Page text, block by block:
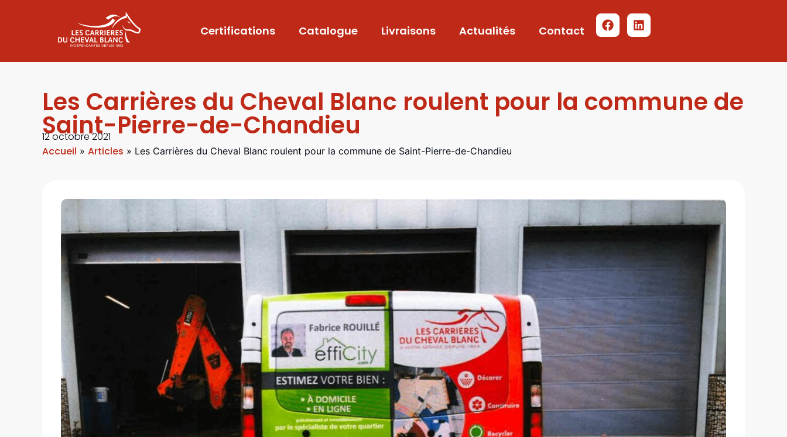
Certifications Catalogue Livraisons Actualités Contact
Les Carrières du Cheval Blanc roulent pour la commune de
Saint-Pierre-de-Chandieu
12 octobre 2021
Accueil » Articles » Les Carrières du Cheval Blanc roulent pour la commune de Saint-Pierre-de-Chandieu